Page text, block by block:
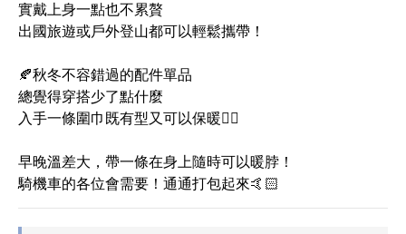
實戴上身一點也不累贅
出國旅遊或戶外登山都可以輕鬆攜帶！
🍂秋冬不容錯過的配件單品
總覺得穿搭少了點什麼
入手一條圍巾既有型又可以保暖✌🏻
早晚溫差大，帶一條在身上隨時可以暖脖！
騎機車的各位會需要！通通打包起來🤙🏻